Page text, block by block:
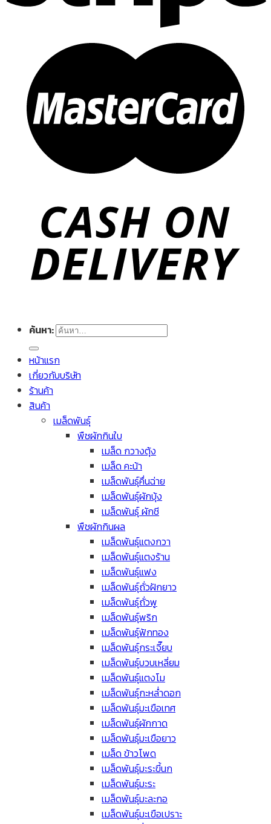
ค้นหา:
หน้าแรก
เกี่ยวกับบริษัท
ร้านค้า
สินค้า
เมล็ดพันธุ์
พืชผักกินใบ
เมล็ด กวางตุ้ง
เมล็ด คะน้า
เมล็ดพันธุ์คื่นฉ่าย
เมล็ดพันธุ์ผักบุ้ง
เมล็ดพันธุ์ ผักชี
พืชผักกินผล
เมล็ดพันธุ์แตงกวา
เมล็ดพันธุ์แตงร้าน
เมล็ดพันธุ์แฟง
เมล็ดพันธุ์ถั่วฝักยาว
เมล็ดพันธุ์ถั่วพู
เมล็ดพันธุ์พริก
เมล็ดพันธุ์ฟักทอง
เมล็ดพันธุ์กระเจี๊ยบ
เมล็ดพันธุ์บวบเหลี่ยม
เมล็ดพันธุ์แตงโม
เมล็ดพันธุ์กะหล่ำดอก
เมล็ดพันธุ์มะเขือเทศ
เมล็ดพันธุ์ผักกาด
เมล็ดพันธุ์มะเขือยาว
เมล็ด ข้าวโพด
เมล็ดพันธุ์มะระขี้นก
เมล็ดพันธุ์มะระ
เมล็ดพันธุ์มะละกอ
เมล็ดพันธุ์มะเขือเปราะ